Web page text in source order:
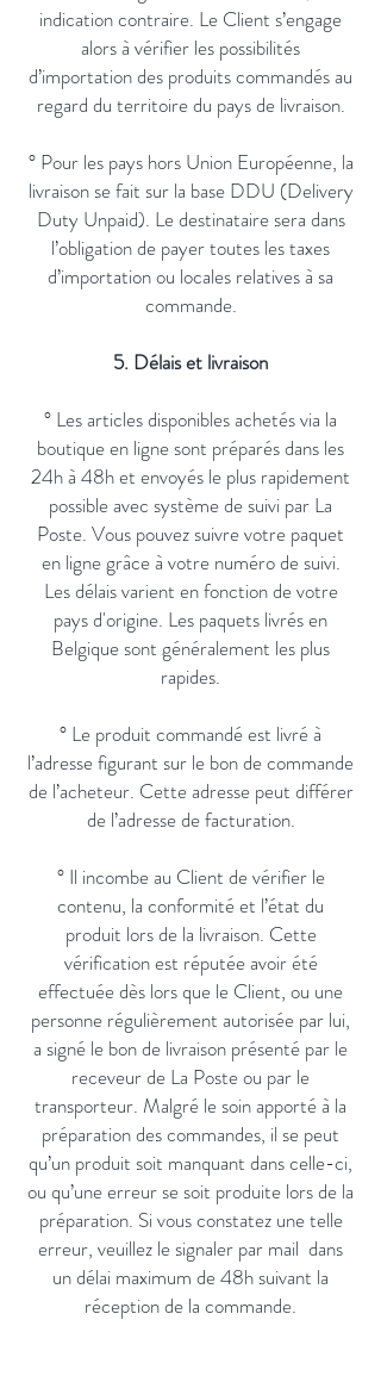
indication contraire. Le Client s’engage
alors à vérifier les possibilités
d’importation des produits commandés au
regard du territoire du pays de livraison.
° Pour les pays hors Union Européenne, la
livraison se fait sur la base DDU (Delivery
Duty Unpaid). Le destinataire sera dans
l’obligation de payer toutes les taxes
d’importation ou locales relatives à sa
commande.
5. Délais et livraison
° Les articles disponibles achetés via la
boutique en ligne sont préparés dans les
24h à 48h et envoyés le plus rapidement
possible avec système de suivi par La
Poste. Vous pouvez suivre votre paquet
en ligne grâce à votre numéro de suivi.
Les délais varient en fonction de votre
pays d'origine. Les paquets livrés en
Belgique sont généralement les plus
rapides.
° Le produit commandé est livré à
l’adresse figurant sur le bon de commande
de l’acheteur. Cette adresse peut différer
de l’adresse de facturation.
° Il incombe au Client de vérifier le
contenu, la conformité et l’état du
produit lors de la livraison. Cette
vérification est réputée avoir été
effectuée dès lors que le Client, ou une
personne régulièrement autorisée par lui,
a signé le bon de livraison présenté par le
receveur de La Poste ou par le
transporteur. Malgré le soin apporté à la
préparation des commandes, il se peut
qu’un produit soit manquant dans celle-ci,
ou qu’une erreur se soit produite lors de la
préparation. Si vous constatez une telle
erreur, veuillez le signaler par mail dans
un délai maximum de 48h suivant la
réception de la commande.